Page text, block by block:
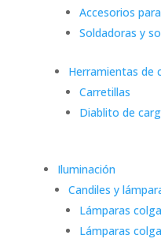
Accesorios
Soldadoras y
Herramientas de
Carretillas
Diablito de
Iluminación
Candiles y
Lámparas
Lámparas